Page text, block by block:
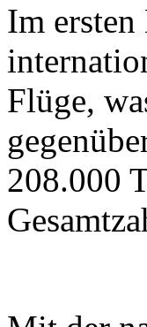
Im ersten
Flüge,
208.000